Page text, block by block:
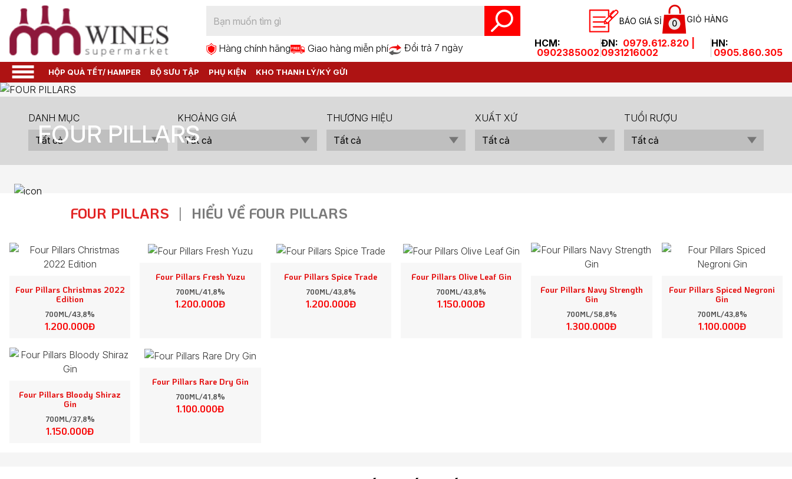
Hàng chính hãng Giao hàng miễn phí Đổi trả 7 ngày
BÁO GIÁ SỈ 0 GIỎ HÀNG
HCM:
0902385002
ĐN: 0979.612.820 |
0931216002
HN:
0905.860.305
HỘP QUÀ TẾT/ HAMPER BỘ SƯU TẬP PHỤ KIỆN KHO THANH LÝ/KÝ GỬI
FOUR PILLARS
DANH MỤC KHOẢNG GIÁ THƯƠNG HIỆU XUẤT XỨ TUỔI RƯỢU
FOUR PILLARS | HIỂU VỀ FOUR PILLARS
Four Pillars Christmas 2022
Edition
700ML/43,8%
1.200.000Đ
Four Pillars Fresh Yuzu
700ML/41,8%
1.200.000Đ
Four Pillars Spice Trade
700ML/43,8%
1.200.000Đ
Four Pillars Olive Leaf Gin
700ML/43,8%
1.150.000Đ
Four Pillars Navy Strength
Gin
700ML/58,8%
1.300.000Đ
Four Pillars Spiced Negroni
Gin
700ML/43,8%
1.100.000Đ
Four Pillars Bloody Shiraz
Gin
700ML/37,8%
1.150.000Đ
Four Pillars Rare Dry Gin
700ML/41,8%
1.100.000Đ